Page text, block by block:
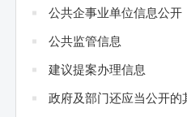
公共企事业单位信息公开
公共监管信息
建议提案办理信息
政府及部门还应当公开的